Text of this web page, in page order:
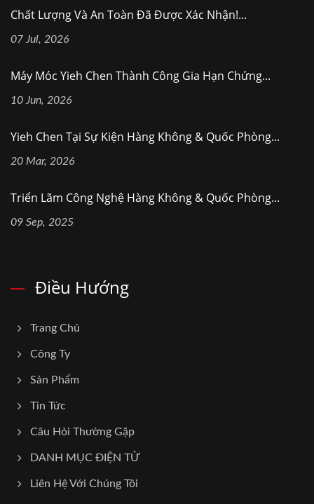
Chất Lượng Và An Toàn Đã Được Xác Nhận!...
07 Jul, 2026
Máy Móc Yieh Chen Thành Công Gia Hạn Chứng...
10 Jun, 2026
Yieh Chen Tại Sự Kiện Hàng Không & Quốc Phòng...
20 Mar, 2026
Triển Lãm Công Nghệ Hàng Không & Quốc Phòng...
09 Sep, 2025
Điều Hướng
Trang Chủ
Công Ty
Sản Phẩm
Tin Tức
Câu Hỏi Thường Gặp
DANH MỤC ĐIỆN TỬ
Liên Hệ Với Chúng Tôi